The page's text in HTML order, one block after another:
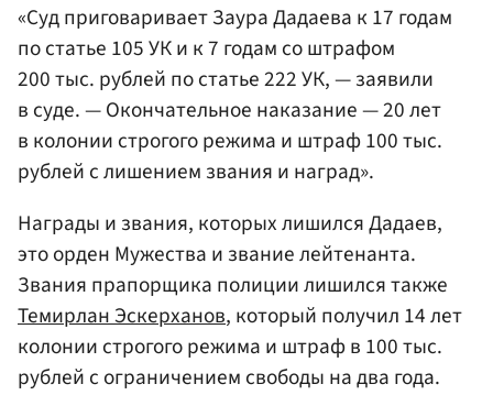
«Суд приговаривает Заура Дадаева к 17 годам
по статье 105 УК и к 7 годам со штрафом
200 тыс. рублей по статье 222 УК, — заявили
в суде. — Окончательное наказание — 20 лет
в колонии строгого режима и штраф 100 тыс.
рублей с лишением звания и наград».
Награды и звания, которых лишился Дадаев,
это орден Мужества и звание лейтенанта.
Звания прапорщика полиции лишился также
Темирлан Эскерханов, который получил 14 лет
колонии строгого режима и штраф в 100 тыс.
рублей с ограничением свободы на два года.